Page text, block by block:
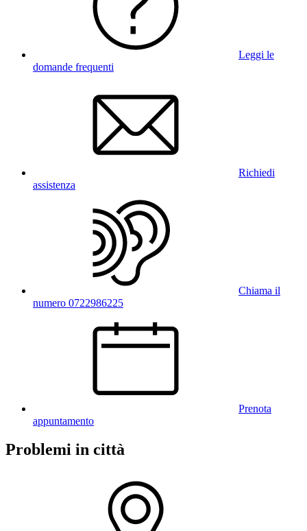
Leggi le
domande frequenti
Richiedi
assistenza
Chiama il
numero 0722986225
Prenota
appuntamento
Problemi in città